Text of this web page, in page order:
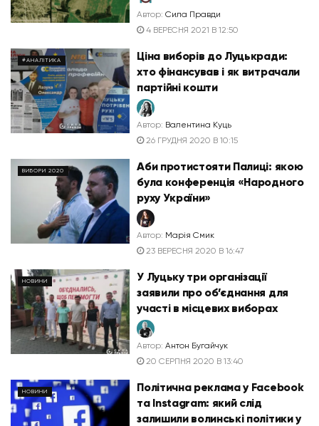
Автор: Сила Правди
4 ВЕРЕСНЯ 2021 В 12:50
#АНАЛІТИКА
Ціна виборів до Луцькради:
хто фінансував і як витрачали
партійні кошти
Автор: Валентина Куць
26 ГРУДНЯ 2020 В 10:15
ВИБОРИ 2020
Аби протистояти Палиці: якою
була конференція «Народного
руху України»
Автор: Марія Смик
23 ВЕРЕСНЯ 2020 В 16:47
НОВИНИ
У Луцьку три організації
заявили про об’єднання для
участі в місцевих виборах
Автор: Антон Бугайчук
20 СЕРПНЯ 2020 В 13:40
НОВИНИ
Політична реклама у Facebook
та Instagram: який слід
залишили волинські політики у